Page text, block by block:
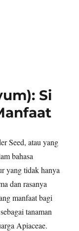
Si
Seed, atau yang
bahasa
yang tidak hanya
dan rasanya
manfaat bagi
tanaman
Apiaceae.